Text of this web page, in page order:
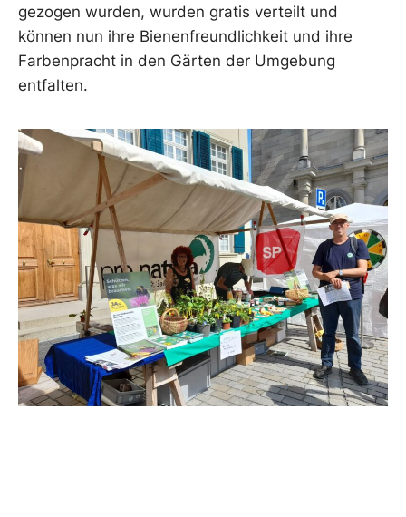
gezogen wurden, wurden gratis verteilt und
können nun ihre Bienenfreundlichkeit und ihre
Farbenpracht in den Gärten der Umgebung
entfalten.